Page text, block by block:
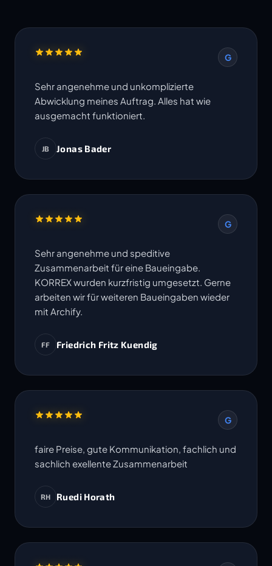
G
Sehr angenehme und unkomplizierte
Abwicklung meines Auftrag. Alles hat wie
ausgemacht funktioniert.
JB Jonas Bader
G
Sehr angenehme und speditive
Zusammenarbeit für eine Baueingabe.
KORREX wurden kurzfristig umgesetzt. Gerne
arbeiten wir für weiteren Baueingaben wieder
mit Archify.
FF Friedrich Fritz Kuendig
G
faire Preise, gute Kommunikation, fachlich und
sachlich exellente Zusammenarbeit
RH Ruedi Horath